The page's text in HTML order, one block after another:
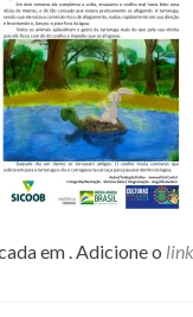
em . Adicione o